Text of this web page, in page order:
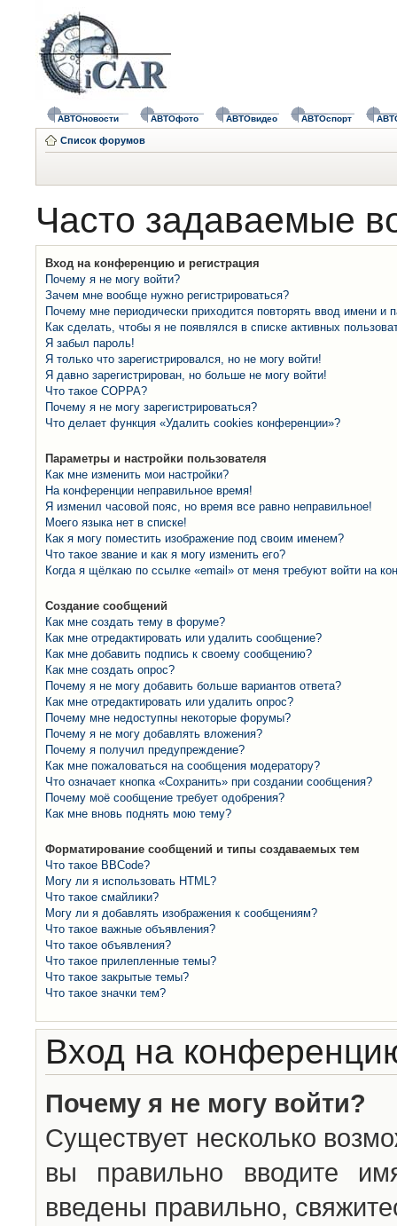
АВТОновости АВТОфото АВТОвидео АВТОспорт
Список форумов
Часто задаваемые
Вход на конференцию и регистрация
Почему я не могу войти?
Зачем мне вообще нужно регистрироваться?
Почему мне периодически приходится повторять ввод имени и
Как сделать, чтобы я не появлялся в списке активных
Я забыл пароль!
Я только что зарегистрировался, но не могу войти!
Я давно зарегистрирован, но больше не могу войти!
Что такое COPPA?
Почему я не могу зарегистрироваться?
Что делает функция «Удалить cookies конференции»?
Параметры и настройки пользователя
Как мне изменить мои настройки?
На конференции неправильное время!
Я изменил часовой пояс, но время все равно неправильное!
Моего языка нет в списке!
Как я могу поместить изображение под своим именем?
Что такое звание и как я могу изменить его?
Когда я щёлкаю по ссылке «email» от меня требуют войти на
Создание сообщений
Как мне создать тему в форуме?
Как мне отредактировать или удалить сообщение?
Как мне добавить подпись к своему сообщению?
Как мне создать опрос?
Почему я не могу добавить больше вариантов ответа?
Как мне отредактировать или удалить опрос?
Почему мне недоступны некоторые форумы?
Почему я не могу добавлять вложения?
Почему я получил предупреждение?
Как мне пожаловаться на сообщения модератору?
Что означает кнопка «Сохранить» при создании сообщения?
Почему моё сообщение требует одобрения?
Как мне вновь поднять мою тему?
Форматирование сообщений и типы создаваемых тем
Что такое BBCode?
Могу ли я использовать HTML?
Что такое смайлики?
Могу ли я добавлять изображения к сообщениям?
Что такое важные объявления?
Что такое объявления?
Что такое прилепленные темы?
Что такое закрытые темы?
Что такое значки тем?
Вход на
Почему я не могу войти?
Существует несколько
вы правильно вводите
введены правильно,